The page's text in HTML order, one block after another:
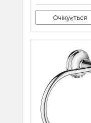
Артикул: 40784000
Очікується